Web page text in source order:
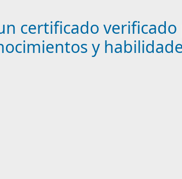
certificado verificado
y